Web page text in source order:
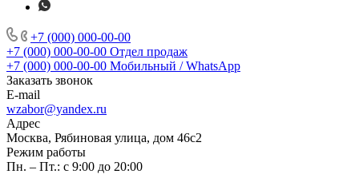
+7 (000) 000-00-00
+7 (000) 000-00-00 Отдел продаж
+7 (000) 000-00-00 Мобильный / WhatsApp
Заказать звонок
E-mail
wzabor@yandex.ru
Адрес
Москва, Рябиновая улица, дом 46с2
Режим работы
Пн. – Пт.: с 9:00 до 20:00